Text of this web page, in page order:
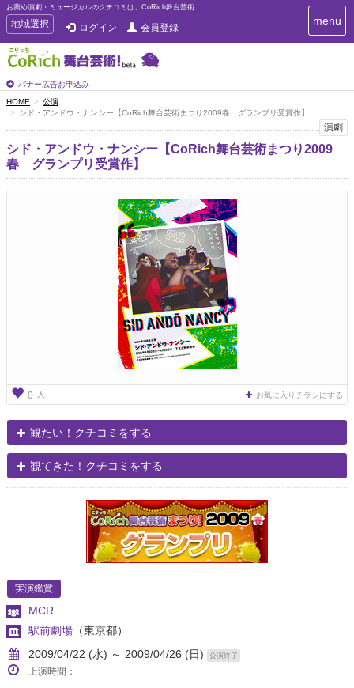
お薦め演劇・ミュージカルのクチコミは、CoRich舞台芸術！
T
o
g
g
e
n
a
v
i
g
a
地域選択 ログイン 会員登録
バナー広告お申込み
T
o
a
v
g
a
menu
HOME
公演
シド・アンドウ・ナンシー【CoRich舞台芸術まつり2009春 グランプリ受賞作】
演劇
シド・アンドウ・ナンシー【CoRich舞台芸術まつり2009
春 グランプリ受賞作】
0 人 お気に入りチラシにする
観たい！クチコミをする
観てきた！クチコミをする
実演鑑賞
MCR
駅前劇場 （東京都）
2009/04/22 (水) ～ 2009/04/26 (日)
公演終了
上演時間：